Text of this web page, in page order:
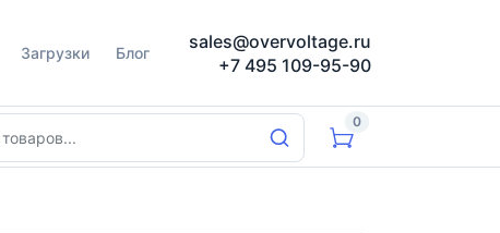
Загрузки Блог
sales@overvoltage.ru
+7 495 109-95-90
0